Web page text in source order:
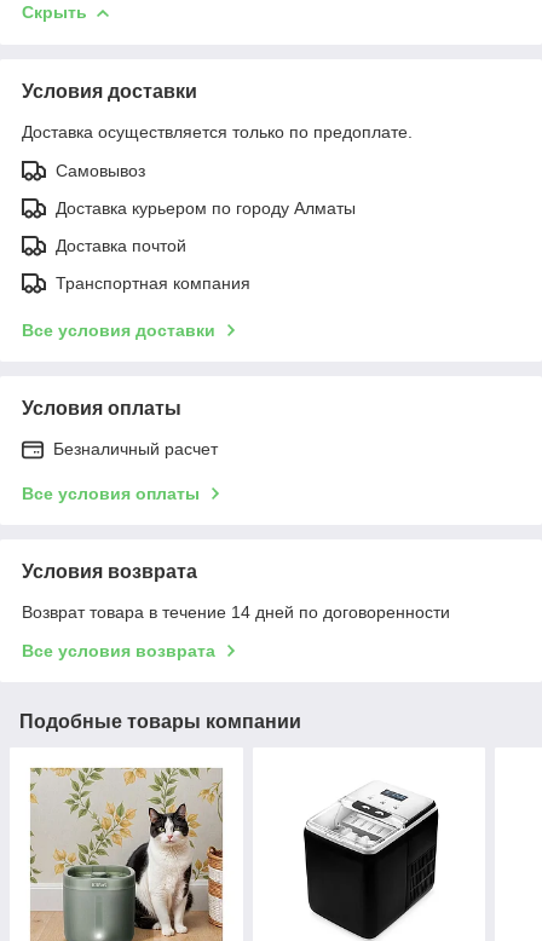
Скрыть
Условия доставки
Доставка осуществляется только по предоплате.
Самовывоз
Доставка курьером по городу Алматы
Доставка почтой
Транспортная компания
Все условия доставки
Условия оплаты
Безналичный расчет
Все условия оплаты
Условия возврата
Возврат товара в течение 14 дней по договоренности
Все условия возврата
Подобные товары компании